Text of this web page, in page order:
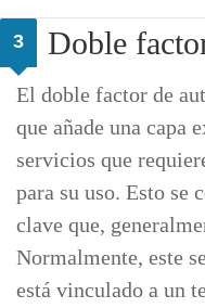
3 Doble
El doble factor de
que añade una capa
servicios que
para su uso. Esto se
clave que,
Normalmente, este
está vinculado a un